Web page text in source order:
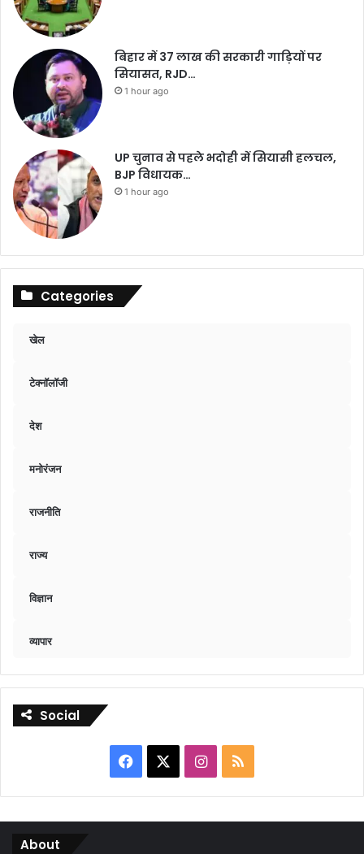
बिहार में 37 लाख की सरकारी गाड़ियों पर
सियासत, RJD…
1 hour ago
UP चुनाव से पहले भदोही में सियासी हलचल,
BJP विधायक…
1 hour ago
Categories
खेल
टेक्नॉलॉजी
देश
मनोरंजन
राजनीति
राज्य
विज्ञान
व्यापार
Social
Facebook Instagram
RSS
About